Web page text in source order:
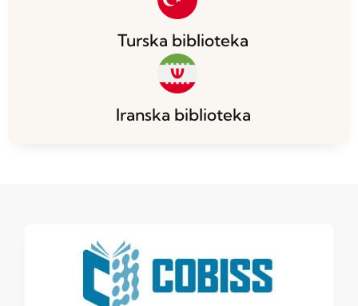
Turska biblioteka
Iranska biblioteka